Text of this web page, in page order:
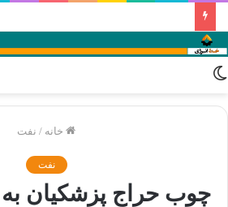
خانه / نفت
نفت
چوب حراج پزشکیان